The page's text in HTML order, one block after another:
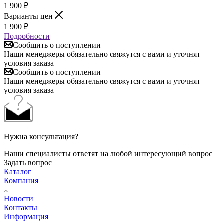
1 900 ₽
Варианты цен
1 900 ₽
Подробности
Сообщить о поступлении
Наши менеджеры обязательно свяжутся с вами и уточнят
условия заказа
Сообщить о поступлении
Наши менеджеры обязательно свяжутся с вами и уточнят
условия заказа
Нужна консультация?
Наши специалисты ответят на любой интересующий вопрос
Задать вопрос
Каталог
Компания
Новости
Контакты
Информация